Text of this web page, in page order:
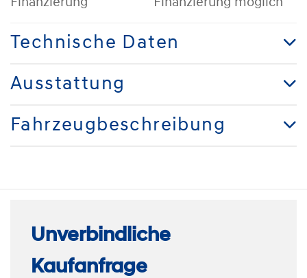
Technische Daten
Ausstattung
Fahrzeugbeschreibung
Unverbindliche
Kaufanfrage